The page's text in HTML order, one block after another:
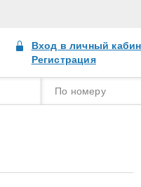
Вход в личный
Регистрация
По номеру